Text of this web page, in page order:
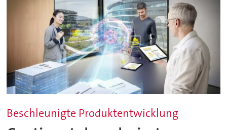
Beschleunigte Produktentwicklung